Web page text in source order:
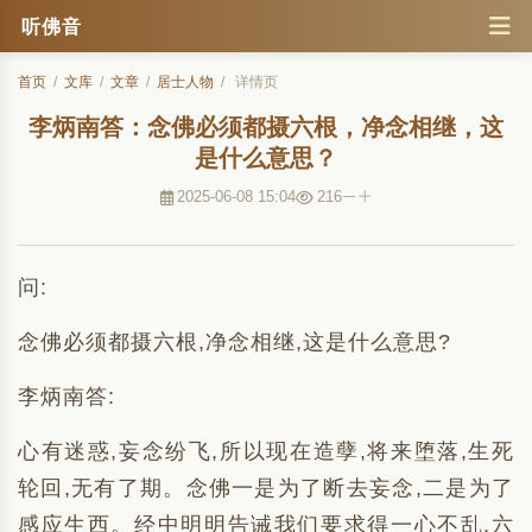
听佛音
首页 / 文库 / 文章 / 居士人物 / 详情页
李炳南答：念佛必须都摄六根，净念相继，这
是什么意思？
2025-06-08 15:04 216
问:
念佛必须都摄六根,净念相继,这是什么意思?
李炳南答:
心有迷惑,妄念纷飞,所以现在造孽,将来堕落,生死
轮回,无有了期。念佛一是为了断去妄念,二是为了
感应生西。经中明明告诫我们要求得一心不乱,六